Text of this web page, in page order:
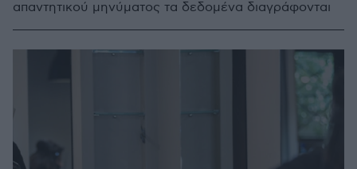
απαντητικού μηνύματος τα δεδομένα διαγράφονται